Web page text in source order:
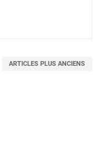
ARTICLES PLUS ANCIENS